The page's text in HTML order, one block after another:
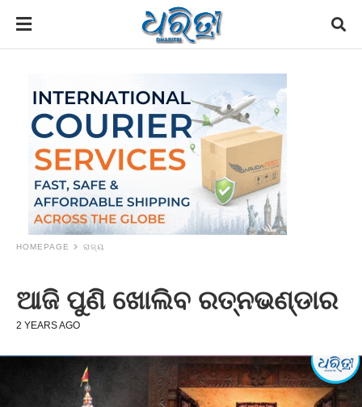
HOMEPAGE ରାଜ୍ୟ
ଆଜି ପୁଣି ଖୋଲିବ ରତ୍ନଭଣ୍ଡାର
2 YEARS AGO